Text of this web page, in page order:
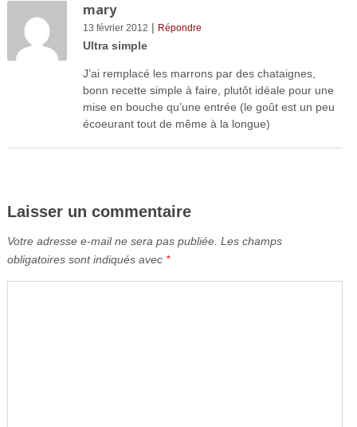
mary
13 février 2012 | Répondre
Ultra simple
J’ai remplacé les marrons par des chataignes,
bonn recette simple à faire, plutôt idéale pour une
mise en bouche qu’une entrée (le goût est un peu
écoeurant tout de même à la longue)
Laisser un commentaire
Votre adresse e-mail ne sera pas publiée. Les champs
obligatoires sont indiqués avec *